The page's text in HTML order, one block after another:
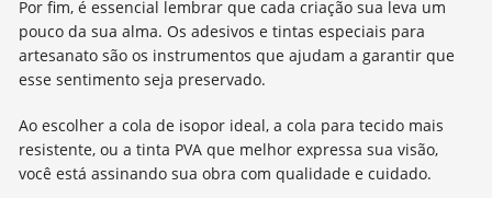
Por fim, é essencial lembrar que cada criação sua leva um
pouco da sua alma. Os adesivos e tintas especiais para
artesanato são os instrumentos que ajudam a garantir que
esse sentimento seja preservado.
Ao escolher a cola de isopor ideal, a cola para tecido mais
resistente, ou a tinta PVA que melhor expressa sua visão,
você está assinando sua obra com qualidade e cuidado.